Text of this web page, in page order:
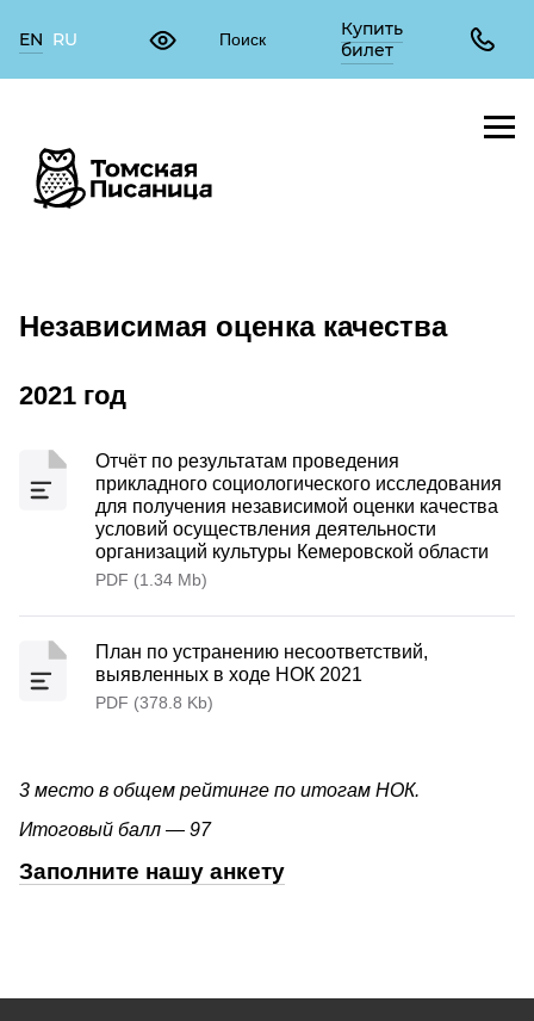
EN RU
Купить
билет
Независимая оценка качества
2021 год
Отчёт по результатам проведения
прикладного социологического исследования
для получения независимой оценки качества
условий осуществления деятельности
организаций культуры Кемеровской области
PDF (1.34 Mb)
План по устранению несоответствий,
выявленных в ходе НОК 2021
PDF (378.8 Kb)
3 место в общем рейтинге по итогам НОК.
Итоговый балл — 97
Заполните нашу анкету